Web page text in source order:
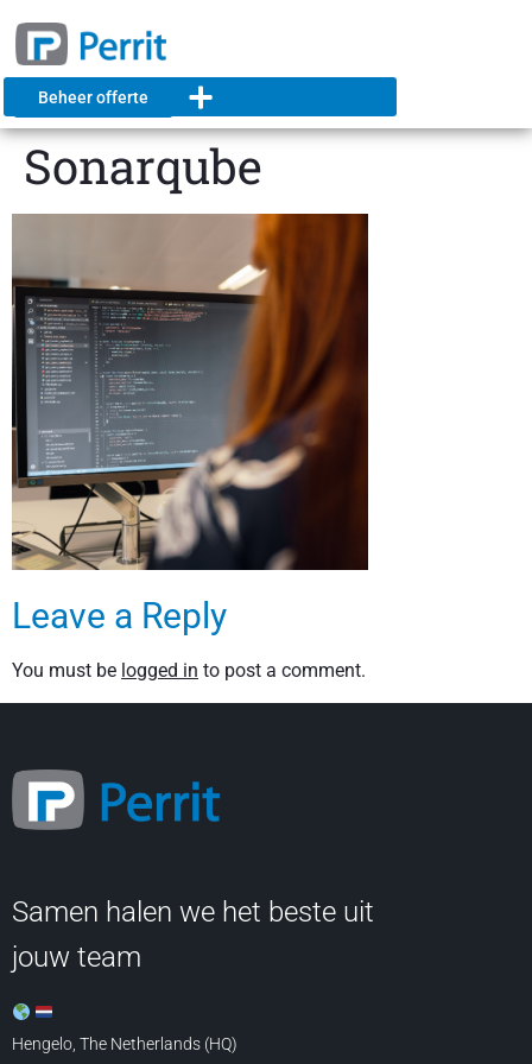
Beheer offerte
Sonarqube
Leave a Reply
You must be logged in to post a comment.
Samen halen we het beste uit
jouw team
Hengelo, The Netherlands (HQ)